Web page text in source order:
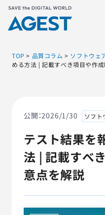
ソリューション・サービス
脆弱性リスク管理ツール
TFACT (AIテストツール)
ニュース
TOP > 品質コラム > ソフトウェ
める方法 | 記載すべき項目や作
公開：2026/1/30 ソフト
テスト結果を
法 | 記載すべ
意点を解説